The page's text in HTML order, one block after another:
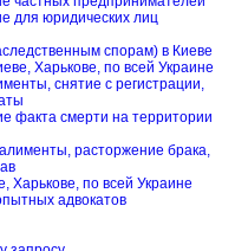
для юридических лиц
спорам) в Киеве
Харькове, по всей Украине
снятие с регистрации,
факта смерти на территории
расторжение брака,
Харькове, по всей Украине
адвокатов